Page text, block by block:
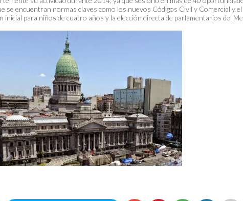
se encuentran normas claves como los nuevos Códigos Civil y Comercial y
inicial para niños de cuatro años y la elección directa de parlamentarios del